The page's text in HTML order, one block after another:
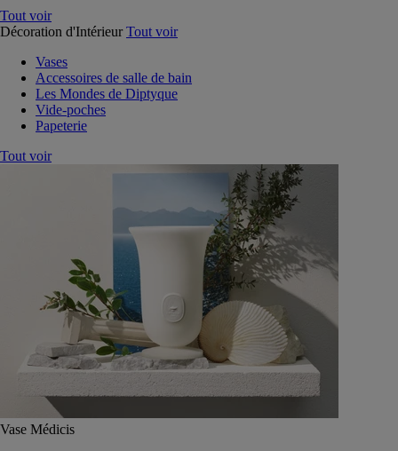
Tout voir
Décoration d'Intérieur Tout voir
Vases
Accessoires de salle de bain
Les Mondes de Diptyque
Vide-poches
Papeterie
Tout voir
Vase Médicis